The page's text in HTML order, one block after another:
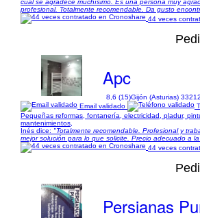
cual se agradece muchísimo. Es una persona muy
profesional. Totalmente recomendable. Da gusto
44 veces
Apc
8,6 (15)Gijón (Asturias) 33212
Email validado
Pequeñas reformas, fontanería, electricidad, pladur,
mantenimientos,
Inés dice: "Totalmente recomendable. Profesional y
mejor solución para lo que solicite. Precio adecuado a
44 veces
Persianas